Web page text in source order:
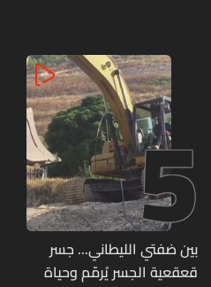
مزروعة بالماريجوانا
5
بين ضفتي الليطاني... جسر
قعقعية الجسر يُرمّم وحياة